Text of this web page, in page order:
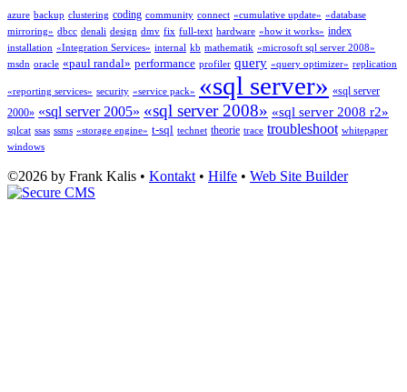
azure backup clustering coding community connect «cumulative update» «database
mirroring» dbcc denali design dmv fix full-text hardware «how it works» index
installation «Integration Services» internal kb mathematik «microsoft sql server 2008»
msdn oracle «paul randal» performance profiler query «query optimizer» replication
«reporting services» security «service pack» «sql server» «sql server
2000» «sql server 2005» «sql server 2008» «sql server 2008 r2»
sqlcat ssas ssms «storage engine» t-sql technet theorie trace troubleshoot whitepaper
windows
©2026 by Frank Kalis • Kontakt • Hilfe • Web Site Builder